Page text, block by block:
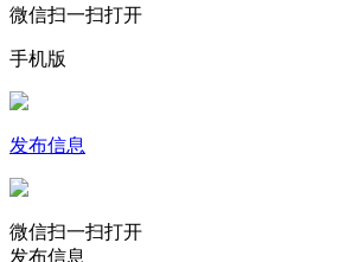
微信扫一扫打开
手机版
发布信息
微信扫一扫打开
发布信息